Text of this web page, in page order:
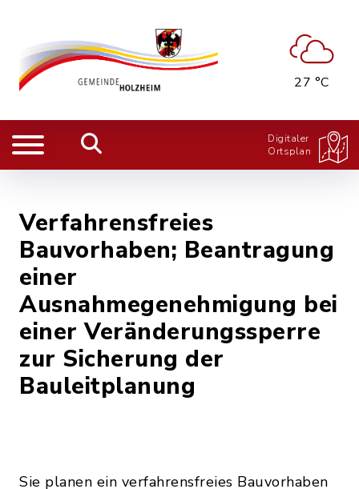
27 °C
Digitaler
Ortsplan
Verfahrensfreies
Bauvorhaben; Beantragung
einer
Ausnahmegenehmigung bei
einer Veränderungssperre
zur Sicherung der
Bauleitplanung
Sie planen ein verfahrensfreies Bauvorhaben